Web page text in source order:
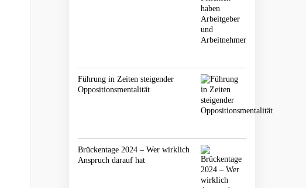
Führung in Zeiten steigender
Oppositionsmentalität
Brückentage 2024 – Wer wirklich
Anspruch darauf hat